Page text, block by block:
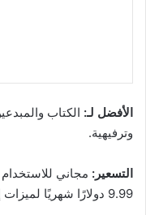
الأفضل لـ: الكتاب
وترفيهية.
التسعير:
9.99 دولارًا شهريًا لميزات إضافية.